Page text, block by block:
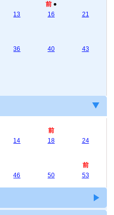
13
前 ●
16
21
36 40 43
14
前
18
24
46 50
前
53